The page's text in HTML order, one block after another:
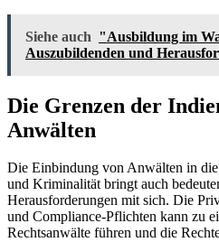
Siehe auch "Ausbildung im
Auszubildenden und
Die Grenzen der
Anwälten
Die Einbindung von Anwälten in
und Kriminalität bringt auch
Herausforderungen mit sich. Die
und Compliance-Pflichten kann zu
Rechtsanwälte führen und die